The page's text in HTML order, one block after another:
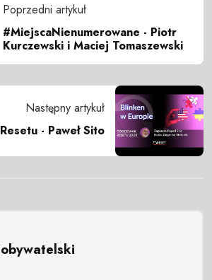
Poprzedni artykuł
#MiejscaNienumerowane - Piotr
Kurczewski i Maciej Tomaszewski
Następny artykuł
- Paweł Sito